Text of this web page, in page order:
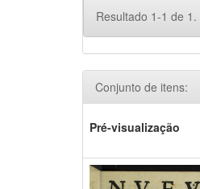
Resultado 1-1 de 1.
Conjunto de itens:
Pré-visualização